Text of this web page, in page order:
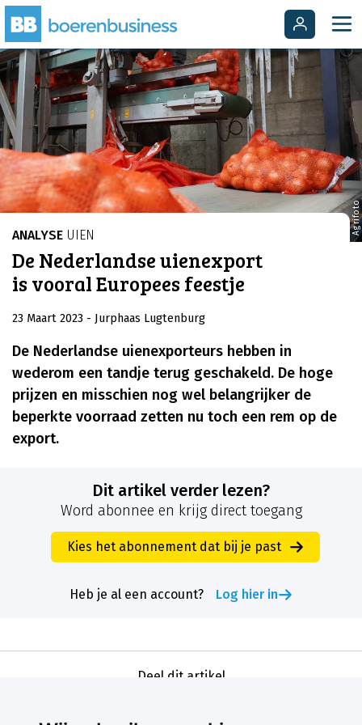
Agrifoto
ANALYSE UIEN
De Nederlandse uienexport
is vooral Europees feestje
23 Maart 2023 - Jurphaas Lugtenburg
De Nederlandse uienexporteurs hebben in
wederom een tandje terug geschakeld. De hoge
prijzen en misschien nog wel belangrijker de
beperkte voorraad zetten nu toch een rem op de
export.
Dit artikel verder lezen?
Word abonnee en krijg direct toegang
Kies het abonnement dat bij je past
Heb je al een account? Log hier in
Deel dit artikel